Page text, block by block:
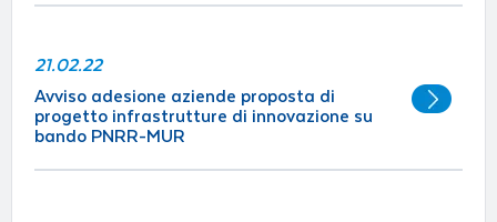
21.02.22
Avviso adesione aziende proposta di
progetto infrastrutture di innovazione su
bando PNRR-MUR